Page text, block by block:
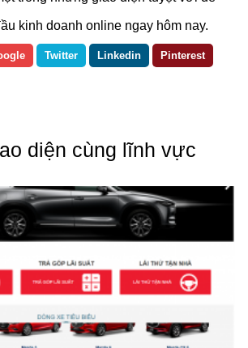
kinh doanh online ngay hôm nay.
Twitter Linkedin Pinterest
diện cùng lĩnh vực